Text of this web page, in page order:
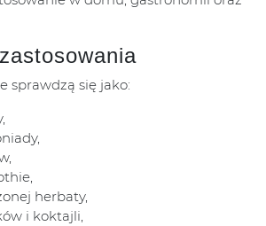
sprawdzą się jako:
herbaty,
i koktajli,